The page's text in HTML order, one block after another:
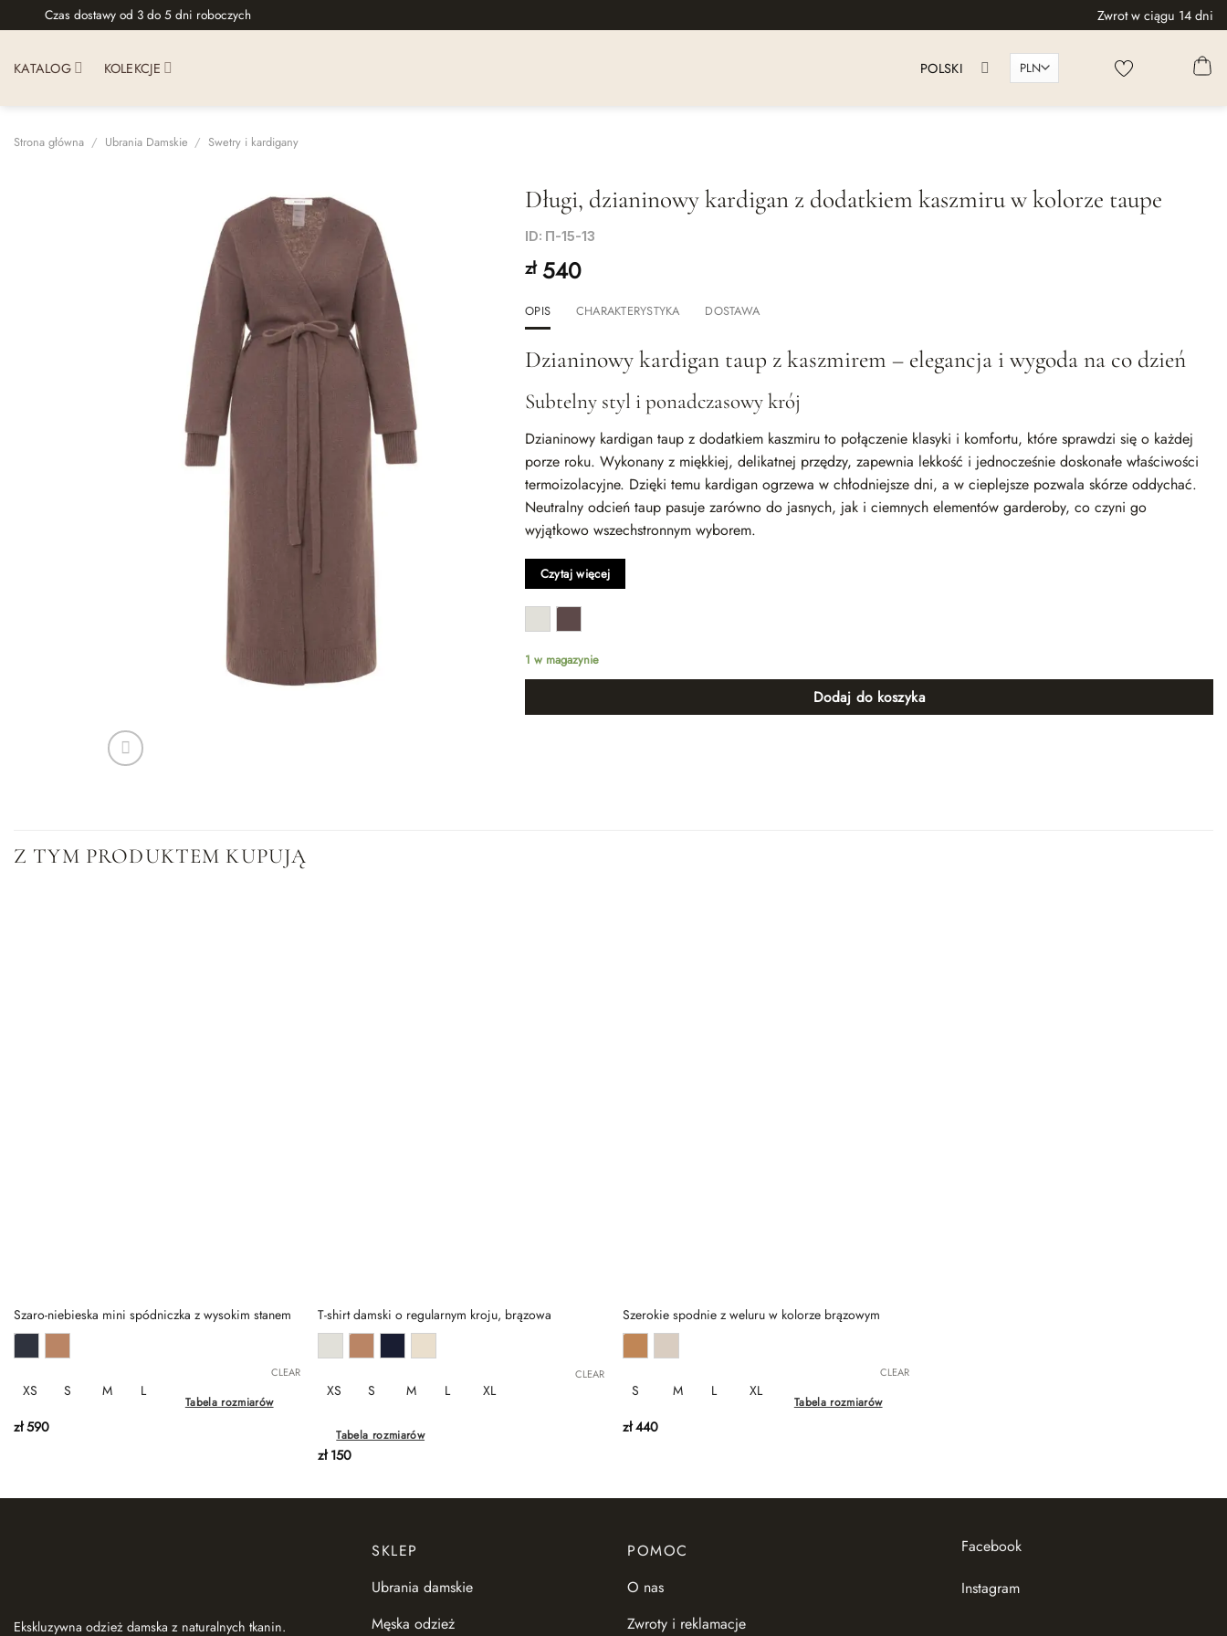
to
Czas dostawy od 3 do 5 dni roboczych Zwrot w ciągu 14 dni
KATALOG KOLEKCJE POLSKI
Strona główna / Ubrania Damskie / Swetry i kardigany
Długi, dzianinowy kardigan z dodatkiem kaszmiru w kolorze taupe
ID: П-15-13
zł540
OPIS CHARAKTERYSTYKA DOSTAWA
Dzianinowy kardigan taup z kaszmirem – elegancja i wygoda na co dzień
Subtelny styl i ponadczasowy krój
Dzianinowy kardigan taup z dodatkiem kaszmiru to połączenie klasyki i komfortu, które sprawdzi się o każdej
porze roku. Wykonany z miękkiej, delikatnej przędzy, zapewnia lekkość i jednocześnie doskonałe właściwości
termoizolacyjne. Dzięki temu kardigan ogrzewa w chłodniejsze dni, a w cieplejsze pozwala skórze oddychać.
Neutralny odcień taup pasuje zarówno do jasnych, jak i ciemnych elementów garderoby, co czyni go
wyjątkowo wszechstronnym wyborem.
Dzianinowy kardigan taup – detale, które robią różnicę
Model posiada wąski, długi pasek, który pozwala podkreślić talię lub nosić kardigan w luźniejszej formie.
Długie rękawy zakończone elastyczną gumką można wygodnie podwinąć, nadając stylizacji swobodniejszego
charakteru. Gumka u dołu kardiganu pozwala utrzymać jego kształt i lepiej dopasować do sylwetki. Dodatek
kaszmiru sprawia, że materiał jest wyjątkowo miękki, nie podrażnia skóry i pięknie się układa.
Czytaj więcej
1 w magazynie
Dodaj do koszyka
Z TYM PRODUKTEM KUPUJĄ
Szaro-niebieska mini spódniczka z wysokim stanem
XS S M L
Tabela rozmiarów
CLEAR
zł590
T-shirt damski o regularnym kroju, brązowa
XS S M L XL
Tabela rozmiarów
CLEAR
zł150
Szerokie spodnie z weluru w kolorze brązowym
S M L XL
Tabela rozmiarów
CLEAR
zł440
Ekskluzywna odzież damska z naturalnych tkanin.
SKLEP
Ubrania damskie
Męska odzież
POMOC
O nas
Zwroty i reklamacje
Facebook
Instagram